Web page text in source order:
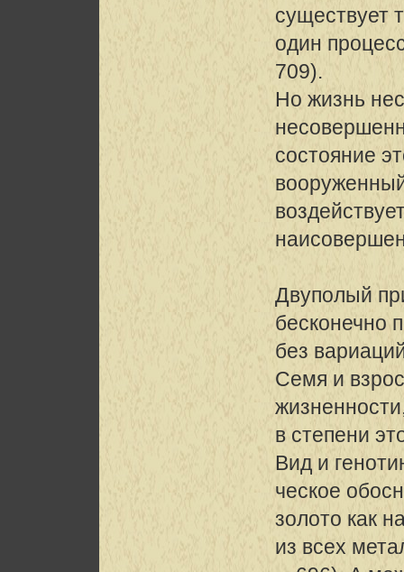
существует
один
709).
Но жизнь
состояние
Двуполый
бесконечно
без
Семя и
в степени
Вид и
ческое
золото как
из всех